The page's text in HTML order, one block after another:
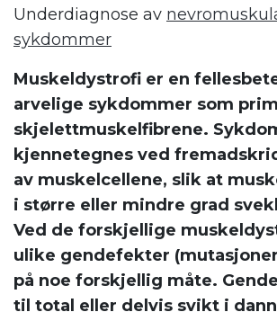
Underdiagnose av
sykdommer
Muskeldystrofi er en
arvelige sykdommer som
skjelettmuskelfibrene.
kjennetegnes ved
av muskelcellene, slik at
i større eller mindre grad
Ved de forskjellige
ulike gendefekter
på noe forskjellig måte.
til total eller delvis svikt i